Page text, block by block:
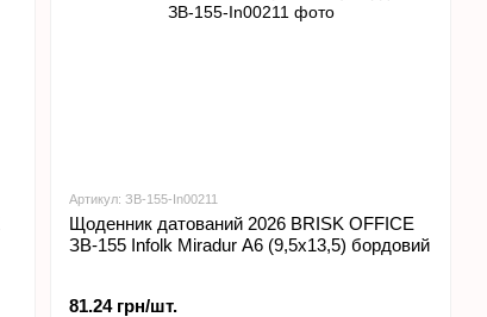
Артикул: ЗВ-155-In00211
Щоденник датований 2026 BRISK OFFICE
ЗВ-155 Infolk Miradur А6 (9,5х13,5) бордовий
81.24 грн/шт.